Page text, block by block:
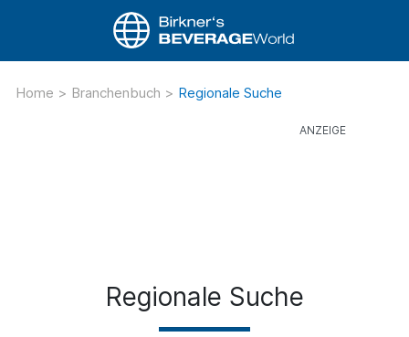
Home > Branchenbuch > Regionale Suche
Regionale Suche